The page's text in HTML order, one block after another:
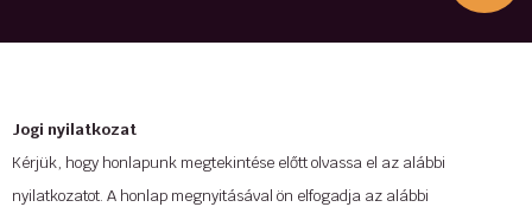
Jogi nyilatkozat
Kérjük, hogy honlapunk megtekintése előtt olvassa el az alábbi
nyilatkozatot. A honlap megnyitásával ön elfogadja az alábbi